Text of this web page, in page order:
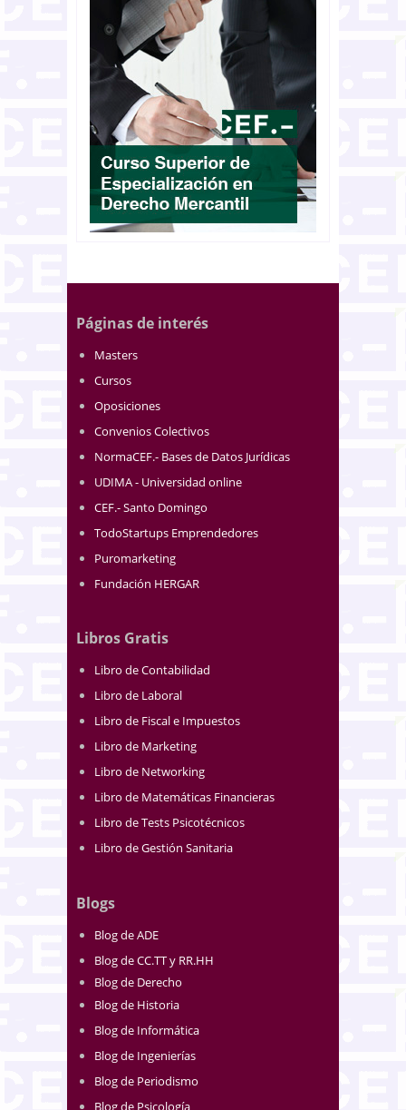
Páginas de interés
Masters
Cursos
Oposiciones
Convenios Colectivos
NormaCEF.- Bases de Datos Jurídicas
UDIMA - Universidad online
CEF.- Santo Domingo
TodoStartups Emprendedores
Puromarketing
Fundación HERGAR
Libros Gratis
Libro de Contabilidad
Libro de Laboral
Libro de Fiscal e Impuestos
Libro de Marketing
Libro de Networking
Libro de Matemáticas Financieras
Libro de Tests Psicotécnicos
Libro de Gestión Sanitaria
Blogs
Blog de ADE
Blog de CC.TT y RR.HH
Blog de Derecho
Blog de Historia
Blog de Informática
Blog de Ingenierías
Blog de Periodismo
Blog de Psicología